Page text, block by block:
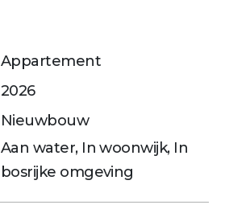
Appartement
2026
Nieuwbouw
Aan water, In woonwijk, In
bosrijke omgeving